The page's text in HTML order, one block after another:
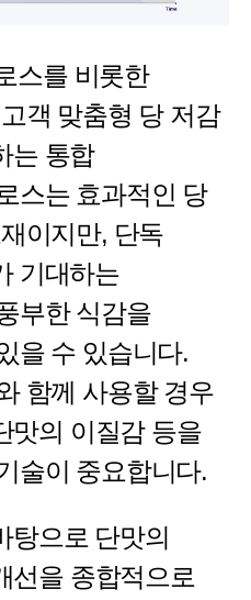
스를 비롯한
객 맞춤형 당 저감
는 통합
스는 효과적인 당
이지만, 단독
기대하는
부한 식감을
을 수 있습니다.
함께 사용할 경우
맛의 이질감 등을
술이 중요합니다.
탕으로 단맛의
선을 종합적으로